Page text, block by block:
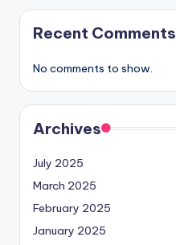
Recent Comments
No comments to show.
Archives
July 2025
March 2025
February 2025
January 2025